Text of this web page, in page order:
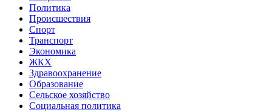
Политика
Происшествия
Спорт
Транспорт
Экономика
ЖКХ
Здравоохранение
Образование
Сельское хозяйство
Социальная политика